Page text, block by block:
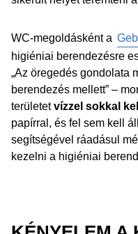
WC-megoldásként a
higiéniai berendezésre
„Az öregedés gondolata
berendezés mellett” –
területetvízzel sokkal
papírral, és fel sem kell
segítségével ráadásul
kezelni a higiéniai